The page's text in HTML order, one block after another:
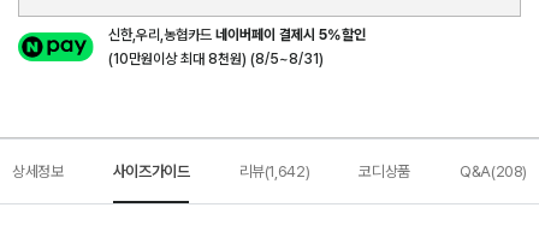
신한,우리,농협카드네이버페이 결제시 5%할인
(10만원이상 최대 8천원) (8/5~8/31)
상세정보 사이즈가이드 리뷰(1,642) 코디상품 Q&A(208)